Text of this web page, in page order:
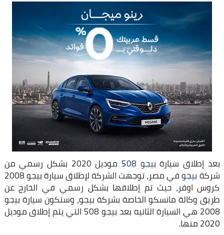
بعد إطلاق سيارة بيجو 508 موديل 2020 بشكل رسمي من
شركةبيجو في مصر، توجهت الشركة لإطلاق سيارة بيجو 2008
كروس اوفر، حيث تم إطلاقها بشكل رسمي في الخارج عن
طريق وكالة مانسكو الخاصة بشركة بيجو، وستكون سيارة بيجو
2008 هي السيارة الثانيه بعد بيجو 508 التي يتم إطلاق موديل
2020 منها.